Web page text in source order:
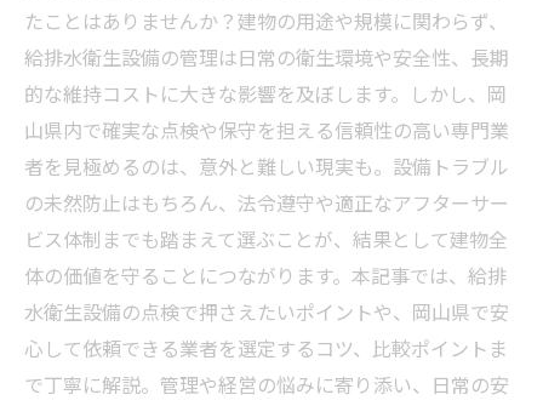
たことはありませんか？建物の用途や規模に関わらず、
給排水衛生設備の管理は日常の衛生環境や安全性、長期
的な維持コストに大きな影響を及ぼします。しかし、岡
山県内で確実な点検や保守を担える信頼性の高い専門業
者を見極めるのは、意外と難しい現実も。設備トラブル
の未然防止はもちろん、法令遵守や適正なアフターサー
ビス体制までも踏まえて選ぶことが、結果として建物全
体の価値を守ることにつながります。本記事では、給排
水衛生設備の点検で押さえたいポイントや、岡山県で安
心して依頼できる業者を選定するコツ、比較ポイントま
で丁寧に解説。管理や経営の悩みに寄り添い、日常の安